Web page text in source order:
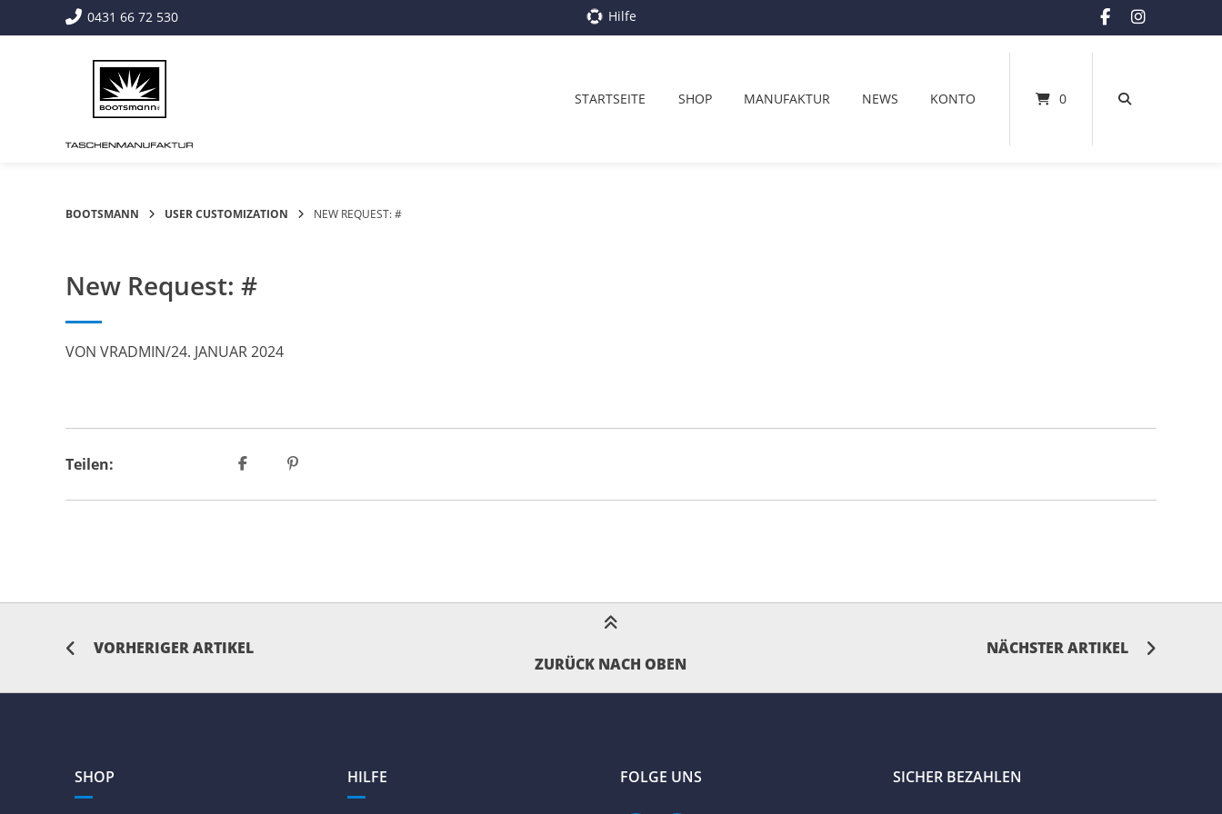
zum
0431 66 72 530 Hilfe
STARTSEITE SHOP MANUFAKTUR NEWS KONTO 0
BOOTSMANN USER CUSTOMIZATION NEW REQUEST: #
New Request: #
VON VRADMIN/24. JANUAR 2024
Teilen:
VORHERIGER ARTIKEL
NÄCHSTER ARTIKEL
ZURÜCK NACH OBEN
SHOP HILFE FOLGE UNS SICHER BEZAHLEN